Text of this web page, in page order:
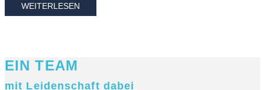
WEITERLESEN
EIN TEAM
mit Leidenschaft dabei